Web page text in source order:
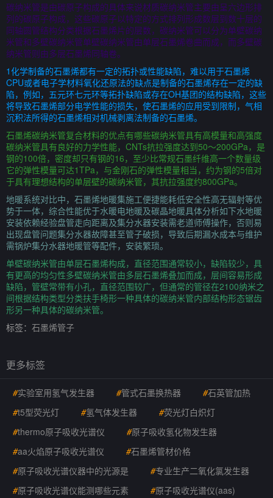
碳纳米管是由碳原子构成的具体来说材质碳纳米管主要由呈六边形排
列的碳原子构成，这些碳原子以特定的方式排列形成数层到数十层的
同轴圆管结构分类根据石墨烯片的层数，碳纳米管可以分为单壁碳纳
米管和多壁碳纳米管单壁碳纳米管由单层石墨烯卷曲而成，而多壁碳
纳米管则由多层石墨烯同轴卷。
1化学制备的石墨烯都有一定的拓扑或性能缺陷，难以用于石墨烯
CPU或者电子学材料氧化还原法的缺点是制备的石墨烯存在一定的缺
陷，例如，五元环七元环等拓扑缺陷或存在OH基团的结构缺陷，这些
将导致石墨烯部分电学性能的损失，使石墨烯的应用受到限制，气相
沉积法所得的石墨烯相对机械剥离法制备的石墨烯。
石墨烯碳纳米管复合材料的优点有哪些碳纳米管具有高模量和高强度
碳纳米管具有良好的力学性能，CNTs抗拉强度达到50～200GPa，是
钢的100倍，密度却只有钢的16，至少比常规石墨纤维高一个数量级
它的弹性模量可达1TPa，与金刚石的弹性模量相当，约为钢的5倍对
于具有理想结构的单层壁的碳纳米管，其抗拉强度约800GPa。
地暖系统对比中，石墨烯地暖集施工便捷能耗低安全性高无辐射等优
势于一体，综合性能优于水暖电地暖及碳晶地暖具体分析如下水地暖
安装依赖经验盘管走向距离及集分水器安装需老道师傅操作，否则易
出现盘管问题集分水器故障甚至管子破损，导致后期漏水成本与维护
需锅炉集分水器地暖管等配件，安装繁琐。
单壁碳纳米管由单层石墨烯构成，直径范围通常较小，缺陷较少，具
有更高的均匀性多壁碳纳米管由多层石墨烯叠加而成，层间容易形成
缺陷，管壁常带有小孔，直径范围较广，但通常的管径在2100纳米之
间根据结构类型分类扶手椅形一种具体的碳纳米管内部结构形态锯齿
形另一种具体的碳纳米管。
标签： 石墨烯管子
更多标签
#实验室用氢气发生器 #管式石墨换热器 #石英管加热
#t5型荧光灯 #氢气体发生器 #荧光灯白炽灯
#thermo原子吸收光谱仪 #原子吸收氢化物发生器
#aa火焰原子吸收光谱仪 #石墨烯管材价格
#原子吸收光谱仪器中的光源是 #专业生产二氧化氯发生器
#原子吸收光谱仪能测哪些元素 #原子吸收光谱仪(aas)